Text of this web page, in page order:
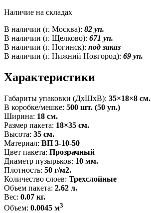
Наличие на складах
В наличии (г. Москва): 82 уп.
В наличии (г. Щелково): 671 уп.
В наличии (г. Ногинск): под заказ
В наличии (г. Нижний Новгород): 69 уп.
Характеристики
Габариты упаковки (ДxШxВ): 35×18×8 см.
В коробке/мешке: 500 шт. (50 уп.)
Ширина: 18 см.
Размер пакета: 18×35 см.
Высота: 35 см.
Материал: ВП 3-10-50
Цвет пакета: Прозрачный
Диаметр пузырьков: 10 мм.
Плотность: 50 г/м2.
Количество слоев: Трехслойные
Объем пакета: 2.62 л.
Вес: 0.07 кг.
Объем: 0.0045 м3